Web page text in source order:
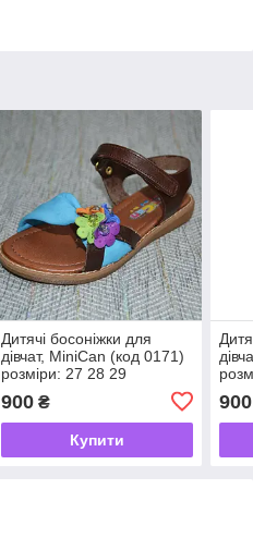
Дитячі босоніжки для
дівчат, MiniCan (код 0171)
розміри: 27 28 29
900₴
Купити
900